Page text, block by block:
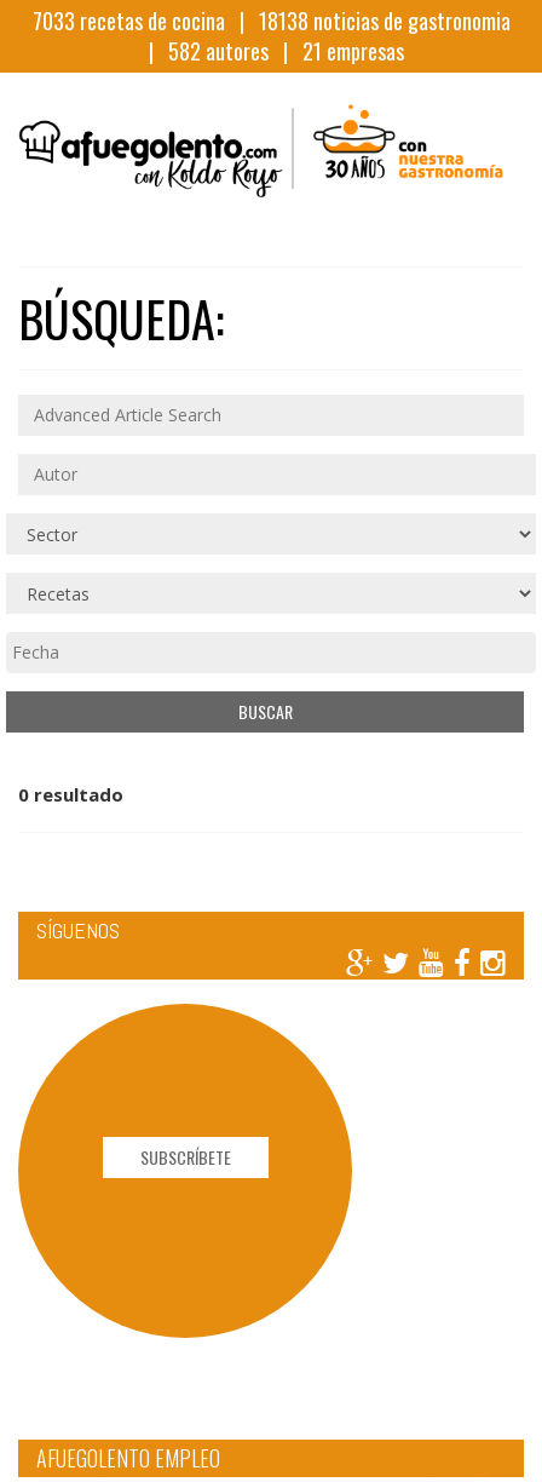
7033 recetas de cocina | 18138 noticias de gastronomia
| 582 autores | 21 empresas
BÚSQUEDA:
0 resultado
SÍGUENOS
SUBSCRÍBETE
AFUEGOLENTO EMPLEO